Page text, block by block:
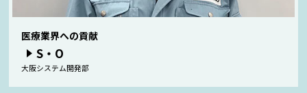
医療業界への貢献
S・O
大阪システム開発部